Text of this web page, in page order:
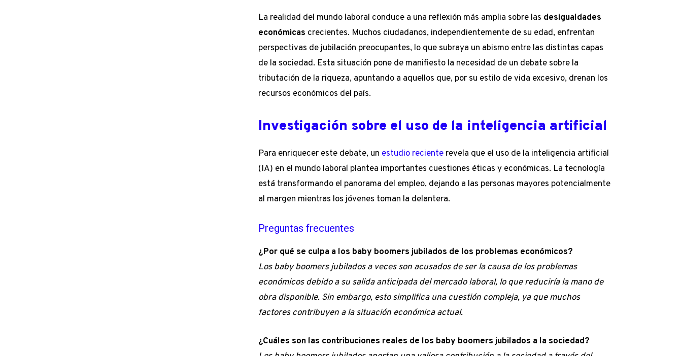
La realidad del mundo laboral conduce a una reflexión más amplia sobre las desigualdades
económicas crecientes. Muchos ciudadanos, independientemente de su edad, enfrentan
perspectivas de jubilación preocupantes, lo que subraya un abismo entre las distintas capas
de la sociedad. Esta situación pone de manifiesto la necesidad de un debate sobre la
tributación de la riqueza, apuntando a aquellos que, por su estilo de vida excesivo, drenan los
recursos económicos del país.
Investigación sobre el uso de la inteligencia artificial
Para enriquecer este debate, un estudio reciente revela que el uso de la inteligencia artificial
(IA) en el mundo laboral plantea importantes cuestiones éticas y económicas. La tecnología
está transformando el panorama del empleo, dejando a las personas mayores potencialmente
al margen mientras los jóvenes toman la delantera.
Preguntas frecuentes
¿Por qué se culpa a los baby boomers jubilados de los problemas económicos?
Los baby boomers jubilados a veces son acusados de ser la causa de los problemas
económicos debido a su salida anticipada del mercado laboral, lo que reduciría la mano de
obra disponible. Sin embargo, esto simplifica una cuestión compleja, ya que muchos
factores contribuyen a la situación económica actual.
¿Cuáles son las contribuciones reales de los baby boomers jubilados a la sociedad?